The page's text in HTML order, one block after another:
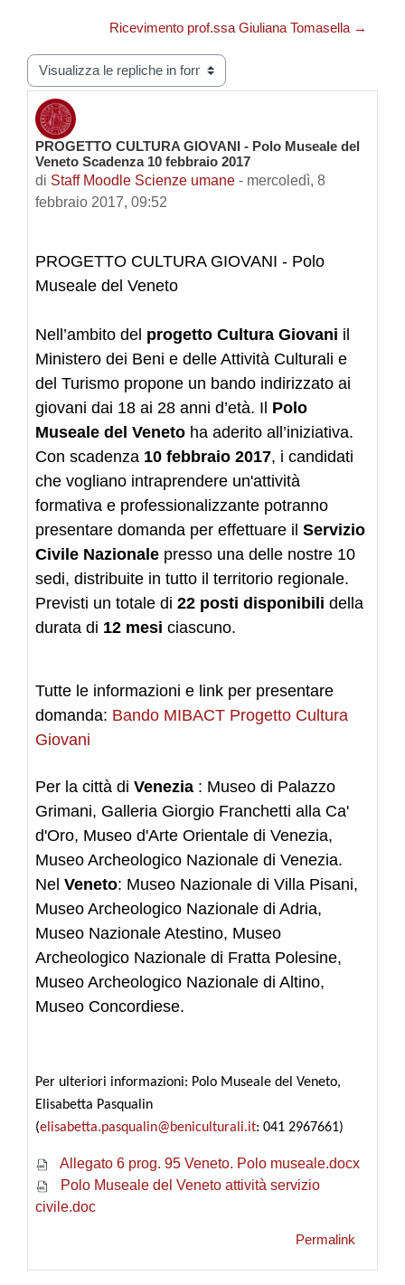
Ricevimento prof.ssa Giuliana Tomasella →
Modalità visualizzazione
PROGETTO CULTURA GIOVANI - Polo Museale del
Veneto Scadenza 10 febbraio 2017
di Staff Moodle Scienze umane - mercoledì, 8
febbraio 2017, 09:52
Numero di risposte: 0
PROGETTO CULTURA GIOVANI - Polo
Museale del Veneto
Nell’ambito del progetto Cultura Giovani il
Ministero dei Beni e delle Attività Culturali e
del Turismo propone un bando indirizzato ai
giovani dai 18 ai 28 anni d’età. Il Polo
Museale del Veneto ha aderito all’iniziativa.
Con scadenza 10 febbraio 2017, i candidati
che vogliano intraprendere un'attività
formativa e professionalizzante potranno
presentare domanda per effettuare il Servizio
Civile Nazionale presso una delle nostre 10
sedi, distribuite in tutto il territorio regionale.
Previsti un totale di 22 posti disponibili della
durata di 12 mesi ciascuno.
Tutte le informazioni e link per presentare
domanda: Bando MIBACT Progetto Cultura
Giovani
Per la città di Venezia : Museo di Palazzo
Grimani, Galleria Giorgio Franchetti alla Ca'
d'Oro, Museo d'Arte Orientale di Venezia,
Museo Archeologico Nazionale di Venezia.
Nel Veneto: Museo Nazionale di Villa Pisani,
Museo Archeologico Nazionale di Adria,
Museo Nazionale Atestino, Museo
Archeologico Nazionale di Fratta Polesine,
Museo Archeologico Nazionale di Altino,
Museo Concordiese.
Per ulteriori informazioni: Polo Museale del Veneto,
Elisabetta Pasqualin
(elisabetta.pasqualin@beniculturali.it: 041 2967661)
Allegato 6 prog. 95 Veneto. Polo museale.docx
Polo Museale del Veneto attività servizio
civile.doc
Permalink